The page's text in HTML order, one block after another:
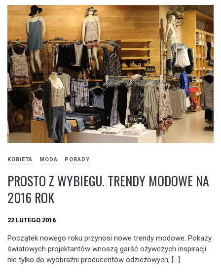
KOBIETA MODA PORADY
PROSTO Z WYBIEGU. TRENDY MODOWE NA
2016 ROK
22 LUTEGO 2016
Początek nowego roku przynosi nowe trendy modowe. Pokazy
światowych projektantów wnoszą garść ożywczych inspiracji
nie tylko do wyobraźni producentów odzieżowych, […]